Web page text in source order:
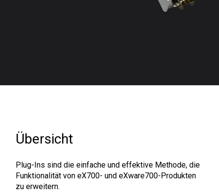
Übersicht
Plug-Ins sind die einfache und effektive Methode, die
Funktionalität von eX700- und eXware700-Produkten
zu erweitern.